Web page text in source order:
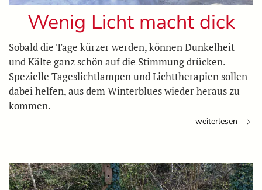
Wenig Licht macht dick
Sobald die Tage kürzer werden, können Dunkelheit
und Kälte ganz schön auf die Stimmung drücken.
Spezielle Tageslichtlampen und Lichttherapien sollen
dabei helfen, aus dem Winterblues wieder heraus zu
kommen.
weiterlesen